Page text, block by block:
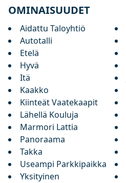
OMINAISUUDET
Aidattu Taloyhtiö
Autotalli
Etelä
Hyvä
Itä
Kaakko
Kiinteät Vaatekaapit
Lähellä Kouluja
Marmori Lattia
Panoraama
Takka
Useampi Parkkipaikka
Yksityinen